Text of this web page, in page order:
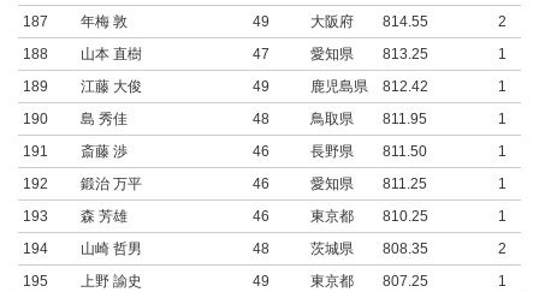
187
年梅 敦 49 大阪府 814.55
2
188
山本 直樹 47 愛知県 813.25
1
189
江藤 大俊 49 鹿児島県 812.42
1
190
島 秀佳 48 鳥取県 811.95
1
191
斎藤 渉 46 長野県 811.50
1
192
鍛治 万平 46 愛知県 811.25
1
193
森 芳雄 46 東京都 810.25
1
194
山崎 哲男 48 茨城県 808.35
2
195
上野 諭史 49 東京都 807.25
1